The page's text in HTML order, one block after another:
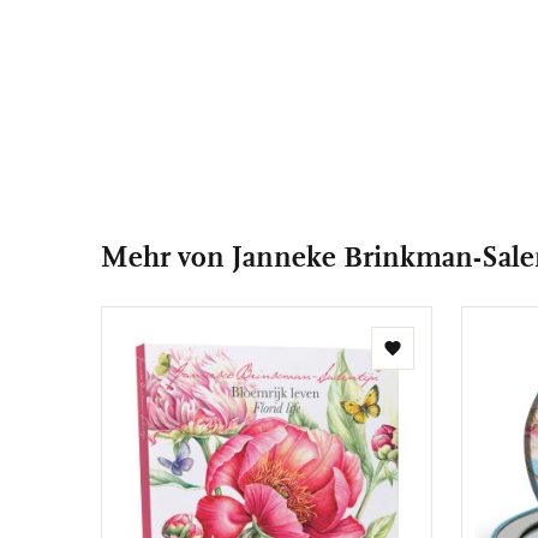
Mehr von Janneke Brinkman-
Zur
hinzufügen